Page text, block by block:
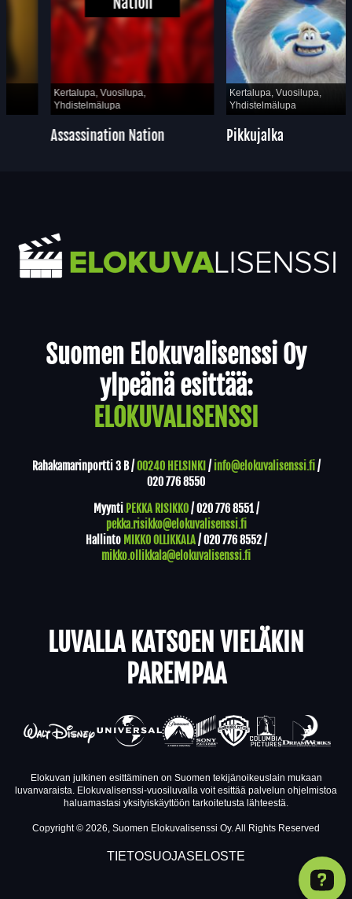
Kertalupa, Vuosilupa,
Yhdistelmälupa
Assassination Nation
Kertalupa, Vuosilupa,
Yhdistelmälupa
Pikkujalka
Suomen Elokuvalisenssi Oy
ylpeänä esittää:
ELOKUVALISENSSI
Rahakamarinportti 3 B /00240 HELSINKI / info@elokuvalisenssi.fi/
020 776 8550
Myynti PEKKA RISIKKO/020 776 8551/
pekka.risikko@elokuvalisenssi.fi
Hallinto MIKKO OLLIKKALA/020 776 8552/
mikko.ollikkala@elokuvalisenssi.fi
LUVALLA KATSOEN VIELÄKIN
PAREMPAA
Elokuvan julkinen esittäminen on Suomen tekijänoikeuslain mukaan
luvanvaraista. Elokuvalisenssi-vuosiluvalla voit esittää palvelun ohjelmistoa
haluamastasi yksityiskäyttöön tarkoitetusta lähteestä.
Copyright © 2026, Suomen Elokuvalisenssi Oy. All Rights Reserved
TIETOSUOJASELOSTE